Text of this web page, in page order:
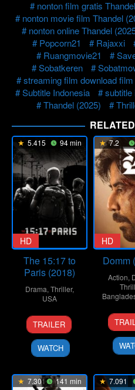
nonton film gratis
nonton movie film Thandel
nonton online Thandel
Popcorn21
Rajaxxi
Ruangmovie21
Sobatkeren
streaming film download
Subtitle Indonesia
subtitle
Thandel (2025)
5.415 94 min
HD
The 15:17 to
Paris (2018)
Drama,Thriller,
USA
7
Feb
2018
Clint
Eastwood
TRAILER
WATCH
7.2
HD
Domm
Action,
7.301 141 min 7.091